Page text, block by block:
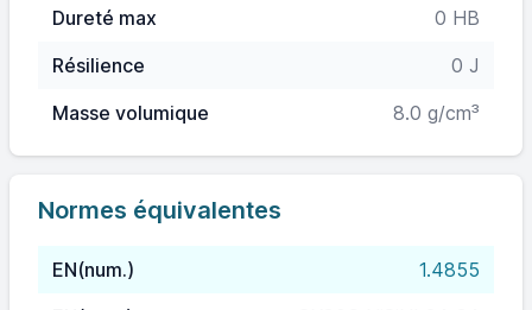
Dureté max
0 HB
Résilience
0 J
Masse volumique
8.0 g/cm³
Normes équivalentes
EN(num.)
1.4855